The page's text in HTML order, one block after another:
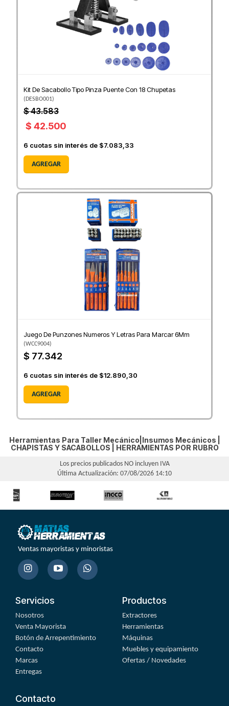
Kit De Sacabollo Tipo Pinza Puente Con 18 Chupetas
(DESBO001)
$ 43.583
$ 42.500
6 cuotas sin interés de $7.083,33
AGREGAR
Juego De Punzones Numeros Y Letras Para Marcar 6Mm
(WCC9004)
$ 77.342
6 cuotas sin interés de $12.890,30
AGREGAR
Herramientas Para Taller Mecánico|Insumos Mecánicos |
CHAPISTAS Y SACABOLLOS
HERRAMIENTAS POR RUBRO
Los precios publicados NO incluyen IVA
Última Actualización: 07/08/2026 14:10
Ventas mayoristas y minoristas
Servicios
Nosotros
Venta Mayorista
Botón de Arrepentimiento
Contacto
Marcas
Entregas
Productos
Extractores
Herramientas
Máquinas
Muebles y equipamiento
Ofertas / Novedades
Contacto